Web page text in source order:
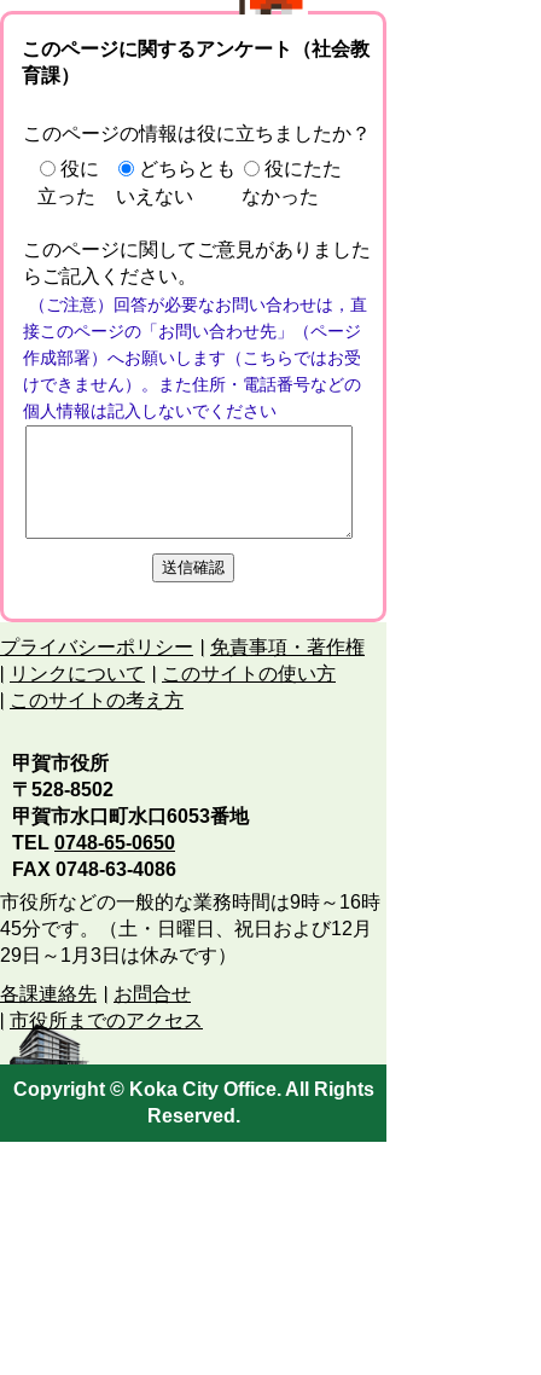
このページに関するアンケート（社会教
育課）
このページの情報は役に立ちましたか？
役に
立った
どちらとも
いえない
役にたた
なかった
このページに関してご意見がありました
らご記入ください。
（ご注意）回答が必要なお問い合わせは，直
接このページの「お問い合わせ先」（ページ
作成部署）へお願いします（こちらではお受
けできません）。また住所・電話番号などの
個人情報は記入しないでください
プライバシーポリシー
免責事項・著作権
リンクについて
このサイトの使い方
このサイトの考え方
甲賀市役所
〒528-8502
甲賀市水口町水口6053番地
TEL 0748-65-0650
FAX 0748-63-4086
市役所などの一般的な業務時間は9時～16時
45分です。（土・日曜日、祝日および12月
29日～1月3日は休みです）
各課連絡先
お問合せ
市役所までのアクセス
Copyright © Koka City Office. All Rights
Reserved.